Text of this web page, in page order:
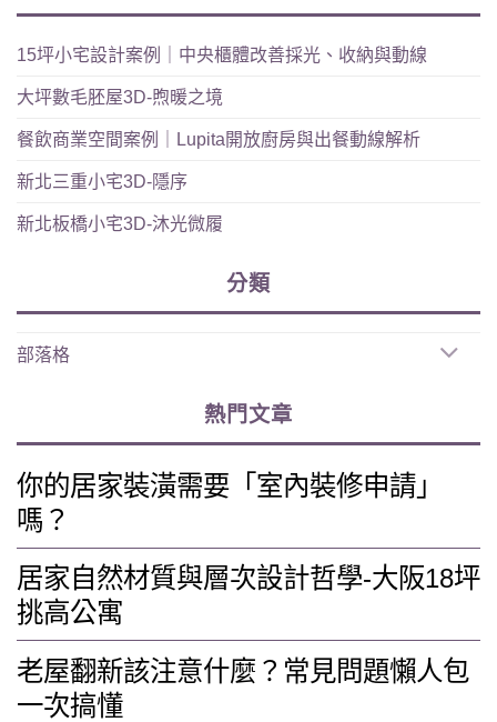
15坪小宅設計案例｜中央櫃體改善採光、收納與動線
大坪數毛胚屋3D-煦暖之境
餐飲商業空間案例｜Lupita開放廚房與出餐動線解析
新北三重小宅3D-隱序
新北板橋小宅3D-沐光微履
分類
部落格
熱門文章
你的居家裝潢需要「室內裝修申請」
嗎？
居家自然材質與層次設計哲學-大阪18坪
挑高公寓
老屋翻新該注意什麼？常見問題懶人包
一次搞懂